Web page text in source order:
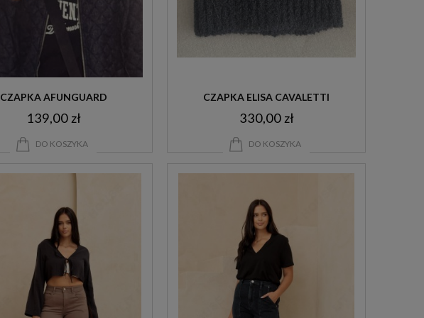
CZAPKA AFUNGUARD
139,00 zł
DO KOSZYKA
CZAPKA ELISA CAVALETTI
330,00 zł
DO KOSZYKA